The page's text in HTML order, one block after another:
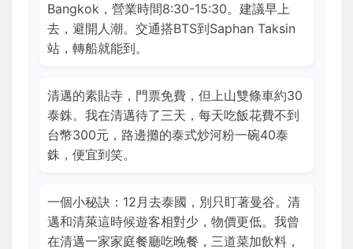
Bangkok，營業時間8:30-15:30。建議早上
去，避開人潮。交通搭BTS到Saphan Taksin
站，轉船就能到。
清邁的素貼寺，門票免費，但上山雙條車約30
泰銖。我在清邁待了三天，每天吃飯花費不到
台幣300元，路邊攤的泰式炒河粉一碗40泰
銖，便宜到笑。
一個小秘訣：12月去泰國，別只盯著曼谷。清
邁和清萊這時候遊客相對少，物價更低。我曾
在清邁一家家庭餐廳吃晚餐，三道菜加飲料，